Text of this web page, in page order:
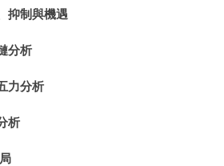
抑制與機遇
分析
力分析
析